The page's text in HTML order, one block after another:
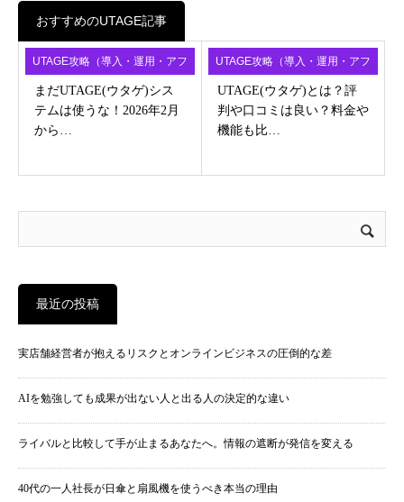
おすすめのUTAGE記事
UTAGE攻略（導入・運用・アフ
ィ）
まだUTAGE(ウタゲ)シス
テムは使うな！2026年2月
から…
UTAGE攻略（導入・運用・アフ
ィ）
UTAGE(ウタゲ)とは？評
判や口コミは良い？料金や
機能も比…
最近の投稿
実店舗経営者が抱えるリスクとオンラインビジネスの圧倒的な差
AIを勉強しても成果が出ない人と出る人の決定的な違い
ライバルと比較して手が止まるあなたへ。情報の遮断が発信を変える
40代の一人社長が日傘と扇風機を使うべき本当の理由